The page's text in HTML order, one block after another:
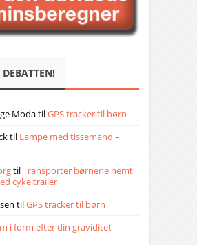
ModatilGPS tracker til børn
til Lampe med tissemand –
tilTransporter børnene nemt
cykeltrailer
tilGPS tracker til børn
i form efter din graviditet